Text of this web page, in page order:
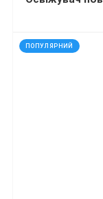
ПОПУЛЯРНИЙ
код: 13604